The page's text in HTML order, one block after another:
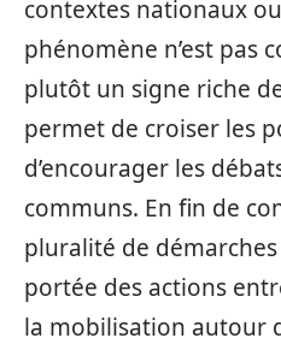
contextes nationaux
phénomène n’est pas
plutôt un signe riche
permet de croiser les
d’encourager les
communs. En fin de
pluralité de
portée des actions
la mobilisation autour